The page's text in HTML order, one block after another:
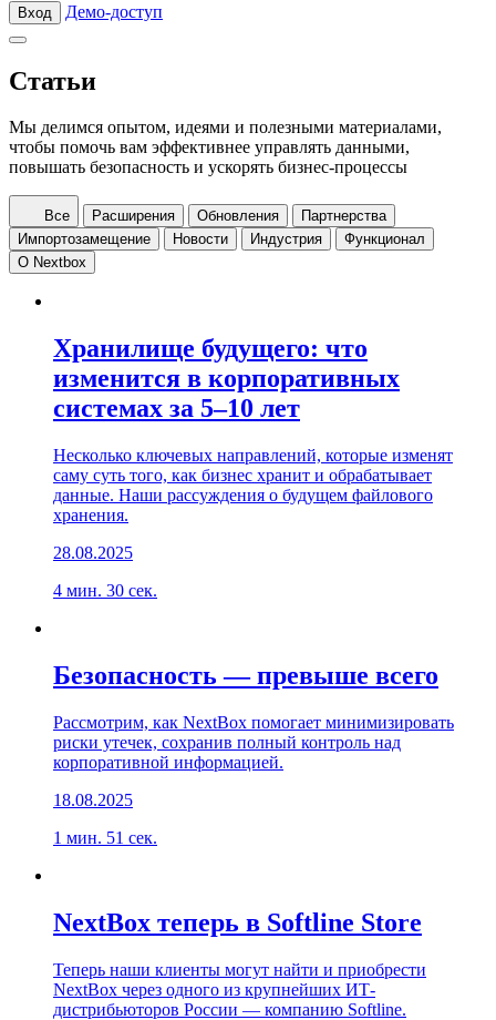
Вход Демо-доступ
Статьи
Мы делимся опытом, идеями и полезными материалами,
чтобы помочь вам эффективнее управлять данными,
повышать безопасность и ускорять бизнес-процессы
Все Расширения Обновления
Партнерства
Импортозамещение
Новости Индустрия
Функционал
О Nextbox
Хранилище будущего: что
изменится в корпоративных
системах за 5–10 лет
Несколько ключевых направлений, которые изменят
саму суть того, как бизнес хранит и обрабатывает
данные. Наши рассуждения о будущем файлового
хранения.
28.08.2025
4 мин. 30 сек.
Безопасность — превыше всего
Рассмотрим, как NextBox помогает минимизировать
риски утечек, сохранив полный контроль над
корпоративной информацией.
18.08.2025
1 мин. 51 сек.
NextBox теперь в Softline Store
Теперь наши клиенты могут найти и приобрести
NextBox через одного из крупнейших ИТ-
дистрибьюторов России — компанию Softline.